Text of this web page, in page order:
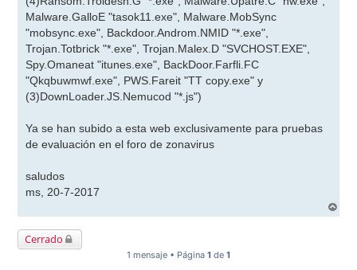
Malware.GalloE "tasok11.exe", Malware.MobSync
"mobsync.exe", Backdoor.Androm.NMID "*.exe",
Trojan.Totbrick "*.exe", Trojan.Malex.D "SVCHOST.EXE",
Spy.Omaneat "itunes.exe", BackDoor.Farfli.FC
"Qkqbuwmwf.exe", PWS.Fareit "TT copy.exe" y
(3)DownLoader.JS.Nemucod "*.js")
Ya se han subido a esta web exclusivamente para pruebas
de evaluación en el foro de zonavirus
saludos
ms, 20-7-2017
r
Cerrado
1 mensaje • Página 1 de 1